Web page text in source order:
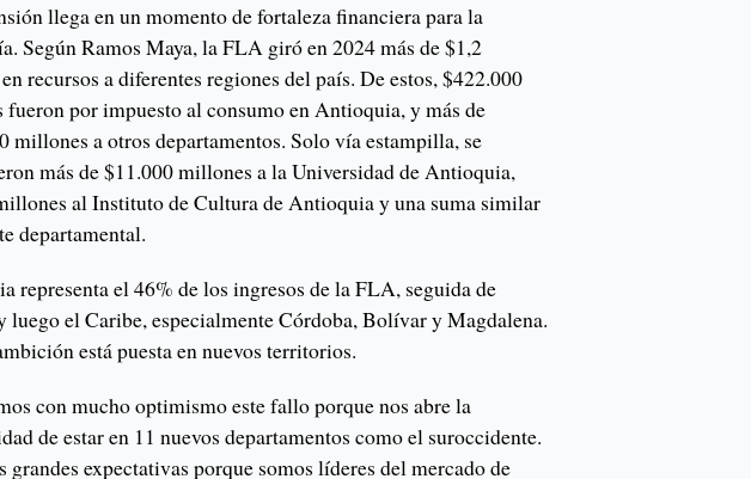
llega en un momento de fortaleza financiera para la
Según Ramos Maya, la FLA giró en 2024 más de $1,2
recursos a diferentes regiones del país. De estos, $422.000
por impuesto al consumo en Antioquia, y más de
millones a otros departamentos. Solo vía estampilla, se
más de $11.000 millones a la Universidad de Antioquia,
al Instituto de Cultura de Antioquia y una suma similar
departamental.
representa el 46% de los ingresos de la FLA, seguida de
luego el Caribe, especialmente Córdoba, Bolívar y Magdalena.
está puesta en nuevos territorios.
con mucho optimismo este fallo porque nos abre la
de estar en 11 nuevos departamentos como el suroccidente.
grandes expectativas porque somos líderes del mercado de